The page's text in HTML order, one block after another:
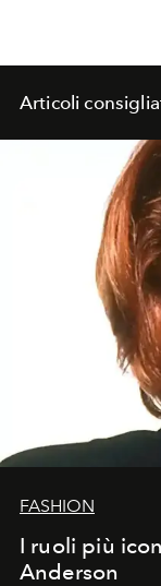
Articoli
FASHION
I ruoli più
Anderson